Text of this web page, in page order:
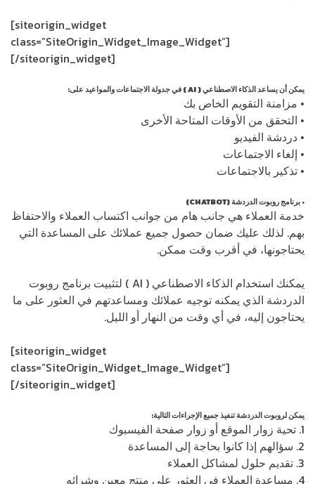
[siteorigin_widget
class=”SiteOrigin_Widget_Image_Widget”]
[/siteorigin_widget]
يمكن أن يساعد الذكاء الاصطناعي ( AI ) في جدولة الاجتماعات والمواعيد على:
• مزامنة التقويم الخاص بك
• التحقق من الأوقات المتاحة الأخرى
• دردشة الفيديو
• إلغاء الاجتماعات
• تذكير بالاجتماعات
• برنامج روبوت الدردشة (CHATBOT)
خدمة العملاء هي جانب هام من جوانب اكتساب العملاء والاحتفاظ
بهم. لذلك عليك ضمان حصول جميع عملائك على المساعدة التي
يحتاجونها، في أقرب وقت ممكن.
يمكنك استخدام الذكاء الاصطناعي ( AI ) لتثبيت برنامج روبوت
الدردشة الذي يمكنه توجيه عملائك ومساعدتهم في العثور على ما
يحتاجون إليه، في أي وقت من النهار أو الليل.
[siteorigin_widget
class=”SiteOrigin_Widget_Image_Widget”]
[/siteorigin_widget]
يمكن لروبوت الدردشة تنفيذ جميع الإجراءات التالية:
1. تحية زوار الموقع أو زوار صفحة الفيسبوك
2. سؤالهم إذا كانوا بحاجة إلى المساعدة
3. تقديم حلول لمشاكل العملاء
4. مساعدة العملاء في العثور على منتج معين وشرائه